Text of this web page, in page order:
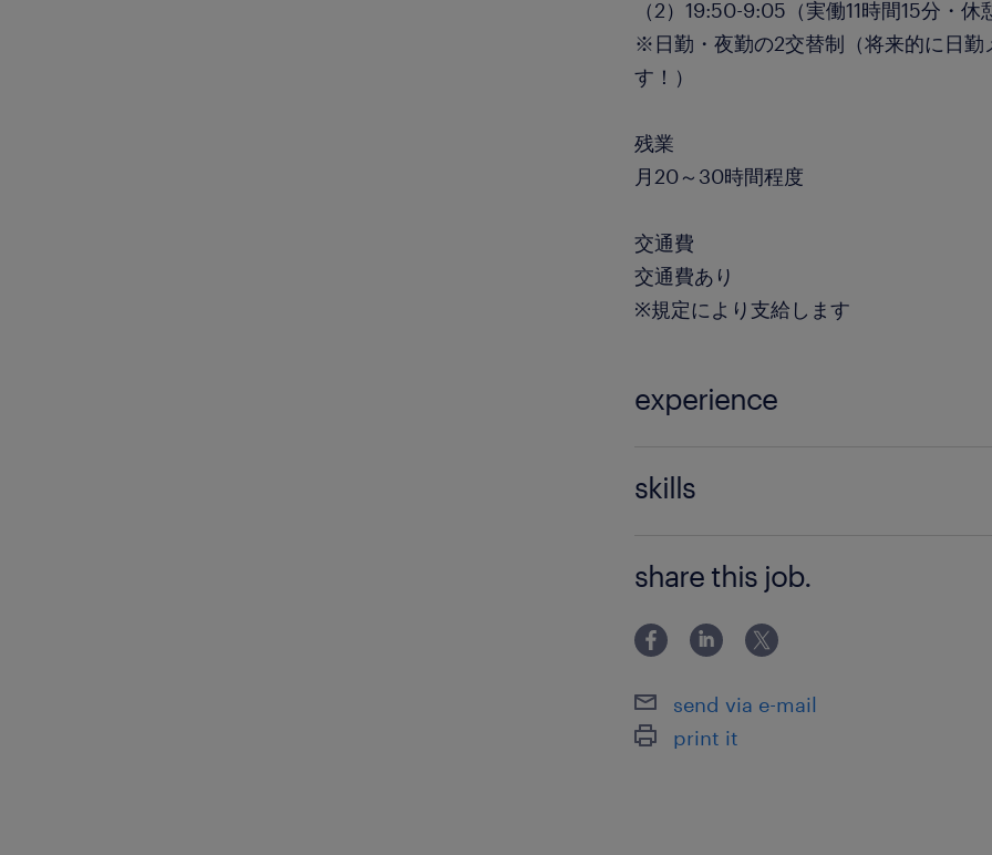
（2）19:50-9:05（実働11時間15分・休
※日勤・夜勤の2交替制（将来的に日勤
す！）
残業
月20～30時間程度
交通費
交通費あり
※規定により支給します
experience
可） ■求める人材： ・社会貢献度の高
・行動力、フットワークに自信のある
skills
share this job.
send via e-mail
print it